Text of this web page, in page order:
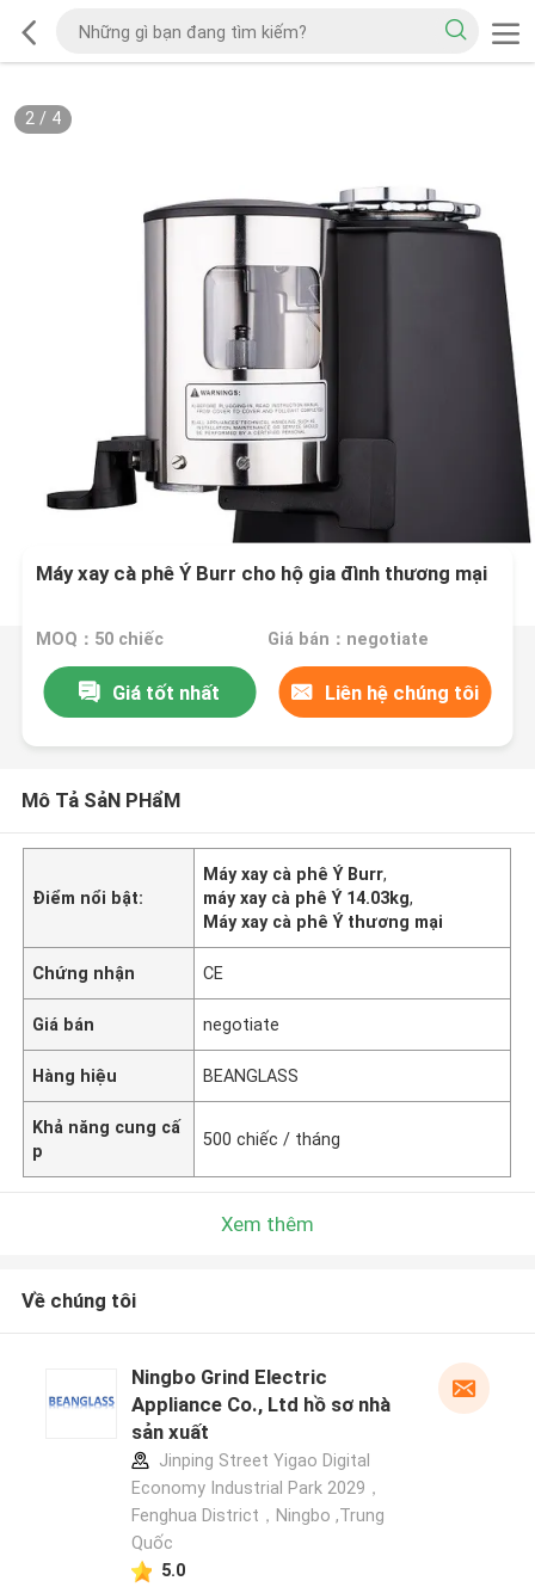
2/ 4
Máy xay cà phê Ý Burr cho hộ gia đình thương mại
MOQ：50 chiếc Giá bán：negotiate
Giá tốt nhất Liên hệ chúng tôi
Mô Tả SảN PHẩM
Điểm nổi bật:
Máy xay cà phê Ý Burr,
máy xay cà phê Ý 14.03kg,
Máy xay cà phê Ý thương mại
Chứng nhận CE
Giá bán negotiate
Hàng hiệu BEANGLASS
Khả năng cung cấ
p
500 chiếc / tháng
Xem thêm
Về chúng tôi
Ningbo Grind Electric
Appliance Co., Ltd hồ sơ nhà
sản xuất
Jinping Street Yigao Digital
Economy Industrial Park 2029，
Fenghua District，Ningbo ,Trung
Quốc
5.0